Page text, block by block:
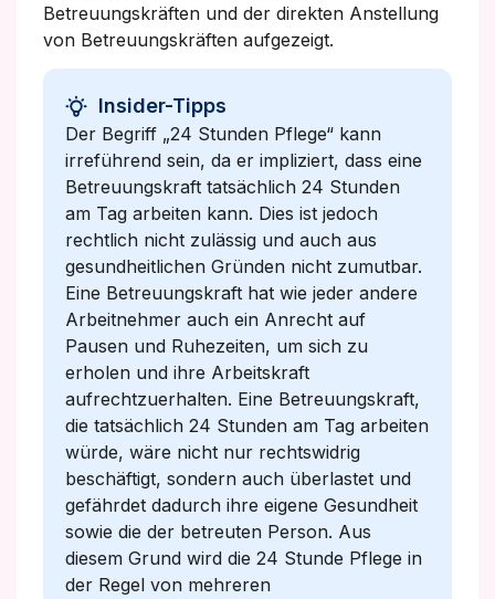
Betreuungskräften und der direkten Anstellung
von Betreuungskräften aufgezeigt.
Insider-Tipps
Der Begriff „24 Stunden Pflege“ kann
irreführend sein, da er impliziert, dass eine
Betreuungskraft tatsächlich 24 Stunden
am Tag arbeiten kann. Dies ist jedoch
rechtlich nicht zulässig und auch aus
gesundheitlichen Gründen nicht zumutbar.
Eine Betreuungskraft hat wie jeder andere
Arbeitnehmer auch ein Anrecht auf
Pausen und Ruhezeiten, um sich zu
erholen und ihre Arbeitskraft
aufrechtzuerhalten. Eine Betreuungskraft,
die tatsächlich 24 Stunden am Tag arbeiten
würde, wäre nicht nur rechtswidrig
beschäftigt, sondern auch überlastet und
gefährdet dadurch ihre eigene Gesundheit
sowie die der betreuten Person. Aus
diesem Grund wird die 24 Stunde Pflege in
der Regel von mehreren